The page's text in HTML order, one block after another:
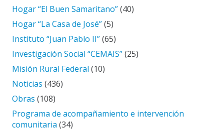
Hogar “El Buen Samaritano”(40)
Hogar “La Casa de José”(5)
Instituto “Juan Pablo II”(65)
Investigación Social “CEMAIS”(25)
Misión Rural Federal (10)
Noticias (436)
Obras (108)
Programa de acompañamiento e intervención
comunitaria (34)